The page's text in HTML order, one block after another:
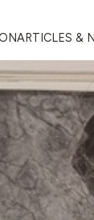
ARTICLES &